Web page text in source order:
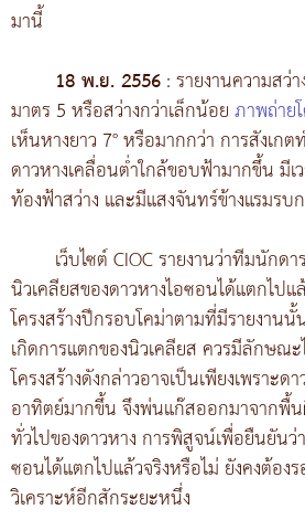
มานี้
18 พ.ย. 2556: รายงานความสว่
มาตร 5 หรือสว่างกว่าเล็กน้อยภาพถ่าย
เห็นหางยาว 7° หรือมากกว่า การสังเก
ดาวหางเคลื่อนต่ำใกล้ขอบฟ้ามากขึ้น มีเ
ท้องฟ้าสว่าง และมีแสงจันทร์ข้างแรมรบ
เว็บไซต์ CIOC รายงานว่าทีมนักด
นิวเคลียสของดาวหางไอซอนได้แตกไปแ
โครงสร้างปีกรอบโคม่าตามที่มีรายงา
เกิดการแตกของนิวเคลียส ควรมีลักษณ
โครงสร้างดังกล่าวอาจเป็นเพียงเพราะด
อาทิตย์มากขึ้น จึงพ่นแก๊สออกมาจากพื้
ทั่วไปของดาวหาง การพิสูจน์เพื่อยืนยันว่
ซอนได้แตกไปแล้วจริงหรือไม่ ยังคงต้อง
วิเคราะห์อีกสักระยะหนึ่ง